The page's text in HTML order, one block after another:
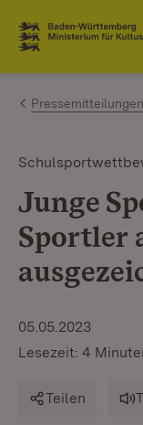
Zum Inhalt
Link zur Startseite
Pressemitteilungen
Junge
Sportler
05.05.2023
Lesezeit: 4
Teilen